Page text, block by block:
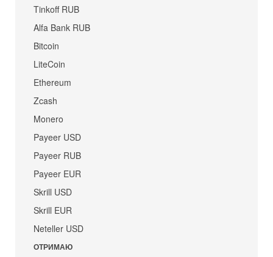
Tinkoff RUB
Alfa Bank RUB
Bitcoin
LiteCoin
Ethereum
Zcash
Monero
Payeer USD
Payeer RUB
Payeer EUR
Skrill USD
Skrill EUR
Neteller USD
ОТРИМАЮ